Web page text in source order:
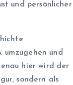
und persönlicher
und
hier wird der
sondern als